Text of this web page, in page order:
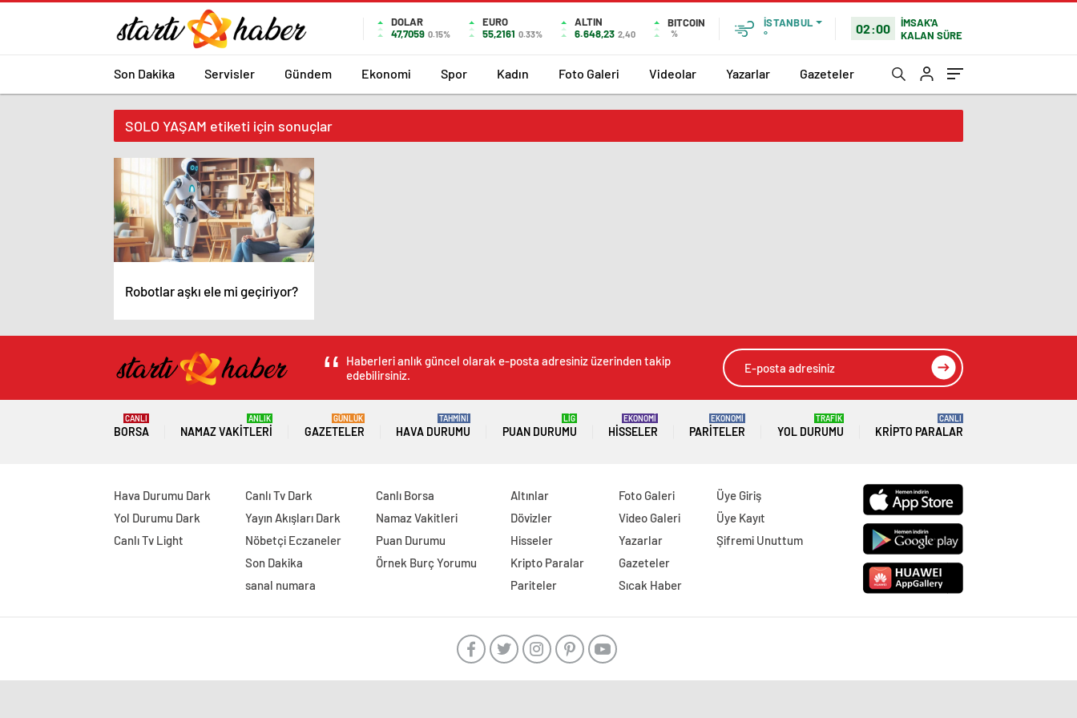
DOLAR
47,7059 0.15%
EURO
55,2161 0.33%
ALTIN
6.648,23 2,40
BITCOIN
%
İSTANBUL
°
02:00
İMSAK'A
KALAN SÜRE
Son Dakika Servisler Gündem Ekonomi Spor Kadın Foto Galeri Videolar Yazarlar Gazeteler
SOLO YAŞAM etiketi için sonuçlar
Robotlar aşkı ele mi geçiriyor?
Haberleri anlık güncel olarak e-posta adresiniz üzerinden takip
edebilirsiniz.
BORSA
CANLI
NAMAZ VAKITLERI
ANLIK
GAZETELER
GÜNLÜK
HAVA DURUMU
TAHMİNİ
PUAN DURUMU
LİG
HISSELER
EKONOMİ
PARITELER
EKONOMİ
YOL DURUMU
TRAFİK
KRIPTO PARALAR
CANLI
Hava Durumu Dark
Yol Durumu Dark
Canlı Tv Light
Canlı Tv Dark
Yayın Akışları Dark
Nöbetçi Eczaneler
Son Dakika
sanal numara
Canlı Borsa
Namaz Vakitleri
Puan Durumu
Örnek Burç Yorumu
Altınlar
Dövizler
Hisseler
Kripto Paralar
Pariteler
Foto Galeri
Video Galeri
Yazarlar
Gazeteler
Sıcak Haber
Üye Giriş
Üye Kayıt
Şifremi Unuttum